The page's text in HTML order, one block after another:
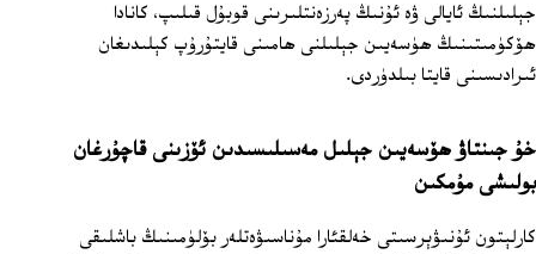
جېلىلنىڭ ئايالى ۋە ئۇنىڭ پەرزەنتلىرىنى قوبۇل قىلىپ، كانادا
ھۆكۈمىتىنىڭ ھۈسەيىن جېلىلنى ھامىنى قايتۇرۇپ كېلىدىغان
ئىرادىسىنى قايتا بىلدۈردى.
خۇ جىنتاۋ ھۆسەيىن جېلىل مەسىلىسىدىن ئۆزىنى قاچۇرغان
بولىشى مۇمكىن
كارلېتون ئۇنىۋېرسىتى خەلقئارا مۇناسىۋەتلەر بۆلۈمىنىڭ باشلىقى